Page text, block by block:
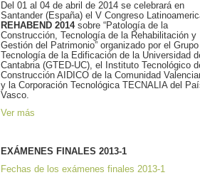
Del 01 al 04 de abril de 2014 se celebrará en
Santander (España) el V Congreso
REHABEND 2014sobre “Patología de la
Construcción, Tecnología de la Rehabilitación y
Gestión del Patrimonio” organizado por el
Tecnología de la Edificación de la Universidad
Cantabria (GTED-UC), el Instituto Tecnológico
Construcción AIDICO de la Comunidad
y la Corporación Tecnológica TECNALIA del
Vasco.
Ver más
EXÁMENES FINALES 2013-1
Fechas de los exámenes finales 2013-1